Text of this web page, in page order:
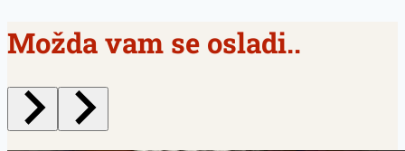
Možda vam se osladi..